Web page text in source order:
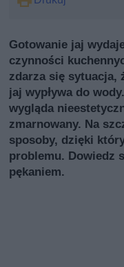
Gotowanie jaj
czynności
zdarza się sytuacja,
jaj wypływa do
wygląda
zmarnowany. Na
sposoby, dzięki
problemu. Dowiedz
pękaniem.